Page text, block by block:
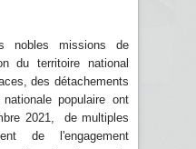
nobles missions de
du territoire national
des détachements
populaire ont
2021, de multiples
de l'engagement